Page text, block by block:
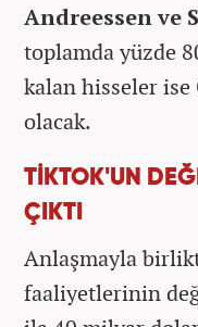
Andreessen ve
toplamda yüzde
kalan hisseler ise
olacak.
TİKTOK'UN
ÇIKTI
Anlaşmayla
faaliyetlerinin